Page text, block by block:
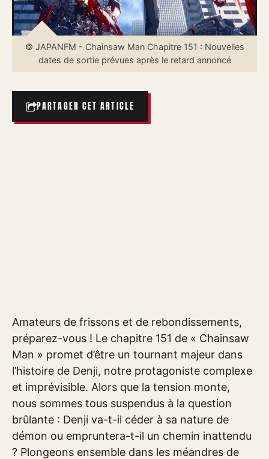
© JAPANFM - Chainsaw Man Chapitre 151 : Nouvelles
dates de sortie prévues après le retard annoncé
PARTAGER CET ARTICLE
Amateurs de frissons et de rebondissements,
préparez-vous ! Le chapitre 151 de « Chainsaw
Man » promet d’être un tournant majeur dans
l’histoire de Denji, notre protagoniste complexe
et imprévisible. Alors que la tension monte,
nous sommes tous suspendus à la question
brûlante : Denji va-t-il céder à sa nature de
démon ou empruntera-t-il un chemin inattendu
? Plongeons ensemble dans les méandres de